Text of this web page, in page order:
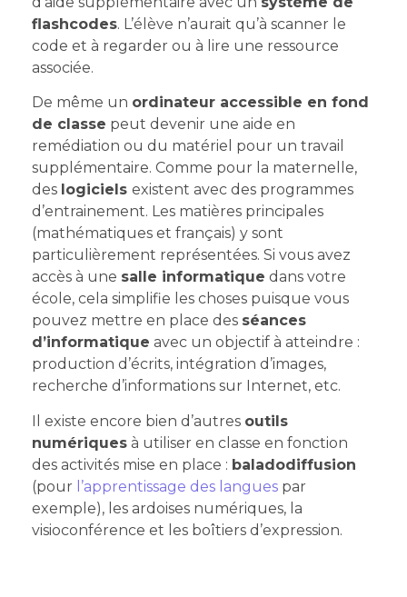
flashcodes. L’élève n’aurait qu’à scanner le
code et à regarder ou à lire une ressource
associée.
De même un ordinateur accessible en fond
de classe peut devenir une aide en
remédiation ou du matériel pour un travail
supplémentaire. Comme pour la maternelle,
des logiciels existent avec des programmes
d’entrainement. Les matières principales
(mathématiques et français) y sont
particulièrement représentées. Si vous avez
accès à une salle informatique dans votre
école, cela simplifie les choses puisque vous
pouvez mettre en place des séances
d’informatique avec un objectif à atteindre :
production d’écrits, intégration d’images,
recherche d’informations sur Internet, etc.
Il existe encore bien d’autres outils
numériques à utiliser en classe en fonction
des activités mise en place : baladodiffusion
(pour l’apprentissage des langues par
exemple), les ardoises numériques, la
visioconférence et les boîtiers d’expression.